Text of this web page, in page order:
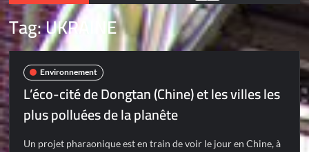
Tag:UKRAINE
Environnement
L’éco-cité de Dongtan (Chine) et les villes les
plus polluées de la planête
Un projet pharaonique est en train de voir le jour en Chine, à